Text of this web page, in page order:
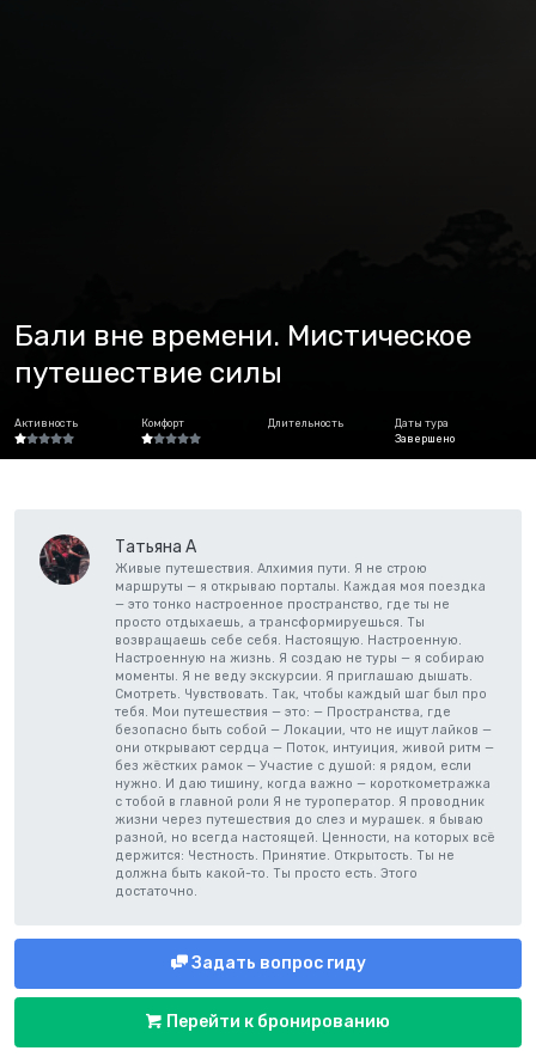
Бали вне времени. Мистическое
путешествие силы
Активность Комфорт Длительность
Даты тура
Завершено
Татьяна А
Живые путешествия. Алхимия пути. Я не строю
маршруты — я открываю порталы. Каждая моя поездка
— это тонко настроенное пространство, где ты не
просто отдыхаешь, а трансформируешься. Ты
возвращаешь себе себя. Настоящую. Настроенную.
Настроенную на жизнь. Я создаю не туры — я собираю
моменты. Я не веду экскурсии. Я приглашаю дышать.
Смотреть. Чувствовать. Так, чтобы каждый шаг был про
тебя. Мои путешествия — это: — Пространства, где
безопасно быть собой — Локации, что не ищут лайков —
они открывают сердца — Поток, интуиция, живой ритм —
без жёстких рамок — Участие с душой: я рядом, если
нужно. И даю тишину, когда важно — короткометражка
с тобой в главной роли Я не туроператор. Я проводник
жизни через путешествия до слез и мурашек. я бываю
разной, но всегда настоящей. Ценности, на которых всё
держится: Честность. Принятие. Открытость. Ты не
должна быть какой-то. Ты просто есть. Этого
достаточно.
Задать вопрос гиду
Перейти к бронированию